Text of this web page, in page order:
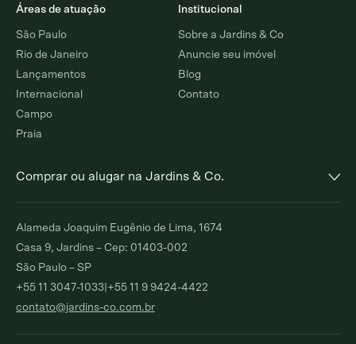
Áreas de atuação
São Paulo
Rio de Janeiro
Lançamentos
Internacional
Campo
Praia
Institucional
Sobre a Jardins & Co
Anuncie seu imóvel
Blog
Contato
Comprar ou alugar na Jardins & Co.
Alto de Pinheiros
Comprar Alugar
Jardim Europa
Moema Índios
ComprarAlugar Comprar
ComprarAlugar Comprar
Alameda Joaquim Eugênio de Lima, 1674
Casa 9, Jardins – Cep: 01403-002
São Paulo – SP
+55 11 3047-1033 +55 11 9 9424-4422
contato@jardins-co.com.br